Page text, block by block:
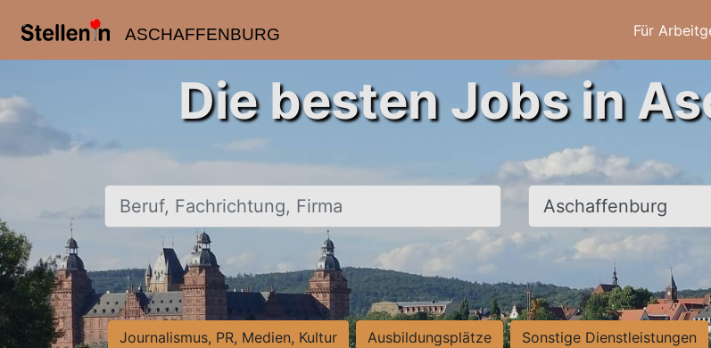
ASCHAFFENBURG Für
Die besten Jobs in
Beruf, Fachrichtung, Firma Ort, Stadt
Journalismus, PR, Medien, Kultur Ausbildungsplätze Sonstige Dienstleistungen